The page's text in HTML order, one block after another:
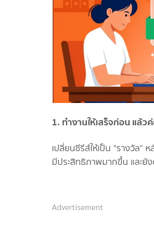
1. ทำงานให้เสร็จก่อน แล้ว
เปลี่ยนซีรีส์ให้เป็น "รางวัล"
มีประสิทธิภาพมากขึ้น และยั
Advertisement